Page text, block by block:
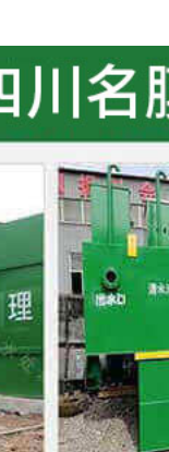
5吨小型污水处理设备
30吨医疗污水处理设
1000吨污水处理厂咨
10吨豆制品污水一体化设
50吨养猪污水处理报价
吨脱硫污水处理设备报
吨生活污水处理设备合